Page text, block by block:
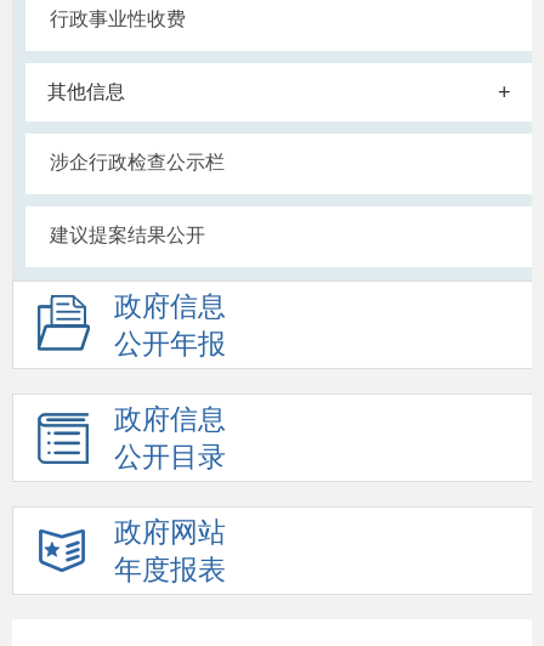
行政事业性收费
其他信息 +
涉企行政检查公示栏
建议提案结果公开
政府信息
公开年报
政府信息
公开目录
政府网站
年度报表